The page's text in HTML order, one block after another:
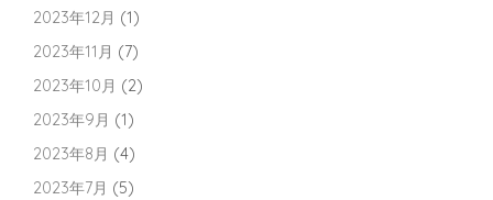
2023年12月 (1)
2023年11月 (7)
2023年10月 (2)
2023年9月 (1)
2023年8月 (4)
2023年7月 (5)